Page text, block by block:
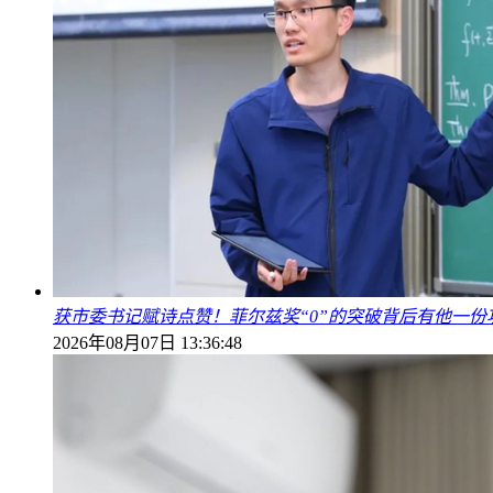
获市委书记赋诗点赞！菲尔兹奖“0”的突破背后有他一份
2026年08月07日 13:36:48